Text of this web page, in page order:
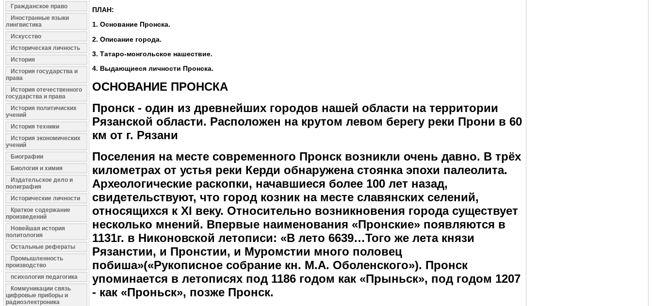
Гражданское право
Иностранные языки
лингвистика
Искусство
Историческая личность
История
История государства и
права
История отечественного
государства и права
История политичиских
учений
История техники
История экономических
учений
Биографии
Биология и химия
Издательское дело и
полиграфия
Исторические личности
Краткое содержание
произведений
Новейшая история
политология
Остальные рефераты
Промышленность
производство
психология педагогика
Коммуникации связь
цифровые приборы и
радиоэлектроника
ПЛАН:
1. Основание Пронска.
2. Описание города.
3. Татаро-монгольское нашествие.
4. Выдающиеся личности Пронска.
ОСНОВАНИЕ ПРОНСКА
Пронск - один из древнейших городов нашей области на территории
Рязанской области. Расположен на крутом левом берегу реки Прони в 60
км от г. Рязани
Поселения на месте современного Пронск возникли очень давно. В трёх
километрах от устья реки Керди обнаружена стоянка эпохи палеолита.
Археологические раскопки, начавшиеся более 100 лет назад,
свидетельствуют, что город козник на месте славянских селений,
относящихся к XI веку. Относительно возникновения города существует
несколько мнений. Впервые наименования «Пронские» появляются в
1131г. в Никоновской летописи: «В лето 6639…Того же лета князи
Рязанстии, и Пронстии, и Муромстии много половец
побиша»(«Рукописное собрание кн. М.А. Оболенского»). Пронск
упоминается в летописях под 1186 годом как «Прыньск», под годом 1207
- как «Проньск», позже Пронск.